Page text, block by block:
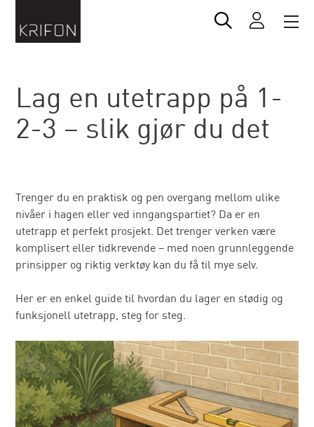
Lag en utetrapp på 1-
2-3 – slik gjør du det
Trenger du en praktisk og pen overgang mellom ulike
nivåer i hagen eller ved inngangspartiet? Da er en
utetrapp et perfekt prosjekt. Det trenger verken være
komplisert eller tidkrevende – med noen grunnleggende
prinsipper og riktig verktøy kan du få til mye selv.
Her er en enkel guide til hvordan du lager en stødig og
funksjonell utetrapp, steg for steg.